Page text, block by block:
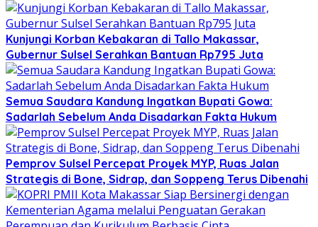
Kunjungi Korban Kebakaran di Tallo Makassar,
Gubernur Sulsel Serahkan Bantuan Rp795 Juta
Semua Saudara Kandung Ingatkan Bupati Gowa:
Sadarlah Sebelum Anda Disadarkan Fakta Hukum
Pemprov Sulsel Percepat Proyek MYP, Ruas Jalan
Strategis di Bone, Sidrap, dan Soppeng Terus Dibenahi